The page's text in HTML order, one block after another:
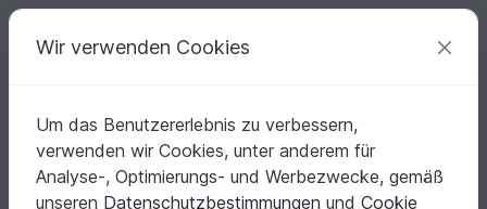
Deine kreativen Ideen
Deutsch | € (EUR) einloggen Kostenlos registrieren
Startseite Häkeln Amigurumi Teddys
Häkelanleitung Bär Barry
Häkelanleitung Bär Barry
Wir verwenden Cookies
Um das Benutzererlebnis zu verbessern,
verwenden wir Cookies, unter anderem für
Analyse-, Optimierungs- und Werbezwecke, gemäß
unseren Datenschutzbestimmungen und Cookie